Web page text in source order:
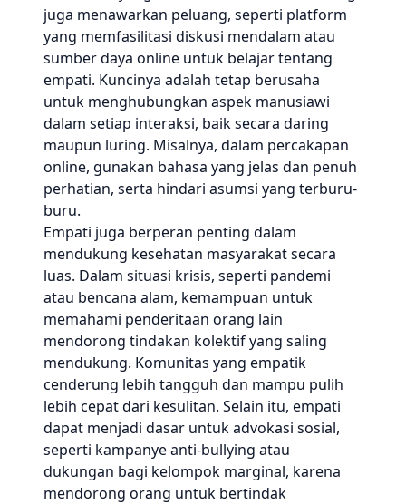
juga menawarkan peluang, seperti platform
yang memfasilitasi diskusi mendalam atau
sumber daya online untuk belajar tentang
empati. Kuncinya adalah tetap berusaha
untuk menghubungkan aspek manusiawi
dalam setiap interaksi, baik secara daring
maupun luring. Misalnya, dalam percakapan
online, gunakan bahasa yang jelas dan penuh
perhatian, serta hindari asumsi yang terburu-
buru.
Empati juga berperan penting dalam
mendukung kesehatan masyarakat secara
luas. Dalam situasi krisis, seperti pandemi
atau bencana alam, kemampuan untuk
memahami penderitaan orang lain
mendorong tindakan kolektif yang saling
mendukung. Komunitas yang empatik
cenderung lebih tangguh dan mampu pulih
lebih cepat dari kesulitan. Selain itu, empati
dapat menjadi dasar untuk advokasi sosial,
seperti kampanye anti-bullying atau
dukungan bagi kelompok marginal, karena
mendorong orang untuk bertindak